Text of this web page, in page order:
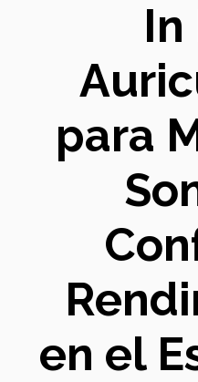
In
para
en el